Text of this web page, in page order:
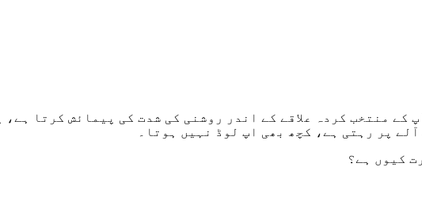
کے منتخب کردہ علاقے کے اندر روشنی کی شدت کی پیمائش کرتا
پر رہتی ہے، کچھ بھی اپ لوڈ نہیں ہوتا۔
کیوں ہے؟